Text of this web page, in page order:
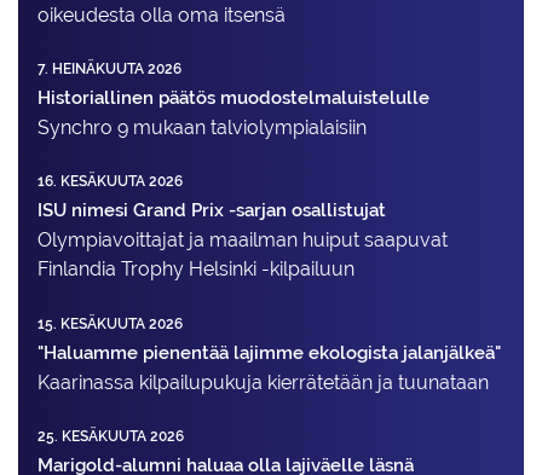
oikeudesta olla oma itsensä
7. HEINÄKUUTA 2026
Historiallinen päätös muodostelmaluistelulle
Synchro 9 mukaan talviolympialaisiin
16. KESÄKUUTA 2026
ISU nimesi Grand Prix -sarjan osallistujat
Olympiavoittajat ja maailman huiput saapuvat
Finlandia Trophy Helsinki -kilpailuun
15. KESÄKUUTA 2026
"Haluamme pienentää lajimme ekologista jalanjälkeä"
Kaarinassa kilpailupukuja kierrätetään ja tuunataan
25. KESÄKUUTA 2026
Marigold-alumni haluaa olla lajiväelle läsnä